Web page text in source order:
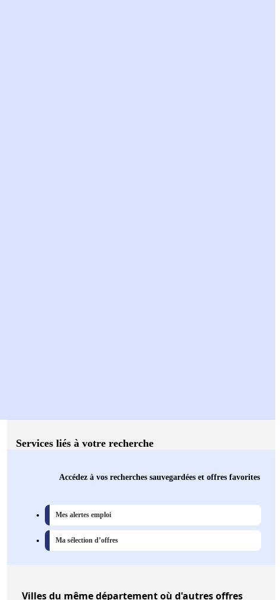
Services liés à votre recherche
Accédez à vos recherches sauvegardées et offres favorites
Mes alertes emploi
Ma sélection d’offres
Villesdu même département où d'autres offres